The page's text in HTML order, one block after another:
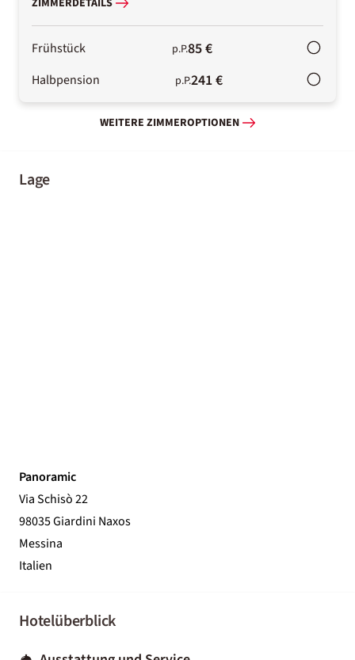
ZIMMERDETAILS
Frühstück p.P.85 €
Halbpension p.P.241 €
WEITERE ZIMMEROPTIONEN
Lage
Panoramic
Via Schisò 22
98035 Giardini Naxos
Messina
Italien
Hotelüberblick